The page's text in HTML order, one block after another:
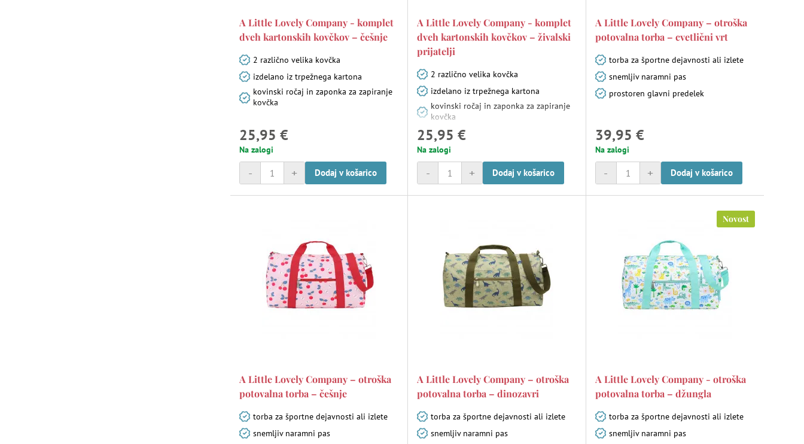
A Little Lovely Company - komplet
dveh kartonskih kovčkov – češnje
2 različno velika kovčka
izdelano iz trpežnega kartona
kovinski ročaj in zaponka za zapiranje
kovčka
25,95 €
Na zalogi
+
- Dodaj v košarico
A Little Lovely Company - komplet
dveh kartonskih kovčkov – živalski
prijatelji
2 različno velika kovčka
izdelano iz trpežnega kartona
kovinski ročaj in zaponka za zapiranje
kovčka
25,95 €
Na zalogi
+
- Dodaj v košarico
A Little Lovely Company – otroška
potovalna torba – cvetlični vrt
torba za športne dejavnosti ali izlete
snemljiv naramni pas
prostoren glavni predelek
39,95 €
Na zalogi
+
- Dodaj v košarico
A Little Lovely Company – otroška
potovalna torba – češnje
torba za športne dejavnosti ali izlete
snemljiv naramni pas
A Little Lovely Company – otroška
potovalna torba – dinozavri
torba za športne dejavnosti ali izlete
snemljiv naramni pas
Novost
A Little Lovely Company - otroška
potovalna torba – džungla
torba za športne dejavnosti ali izlete
snemljiv naramni pas